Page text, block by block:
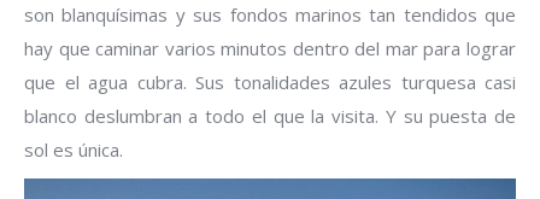
son blanquísimas y sus fondos marinos tan tendidos que
hay que caminar varios minutos dentro del mar para lograr
que el agua cubra. Sus tonalidades azules turquesa casi
blanco deslumbran a todo el que la visita. Y su puesta de
sol es única.